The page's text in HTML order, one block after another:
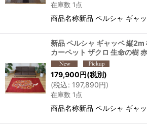
在庫数 1点
商品名称新品 ペルシャ ギャ
新品 ペルシャ ギャッベ 縦
カーペット ザクロ 生命の樹
179,900円(税別)
(税込: 197,890円)
在庫数 1点
商品名称新品 ペルシャ ギャ